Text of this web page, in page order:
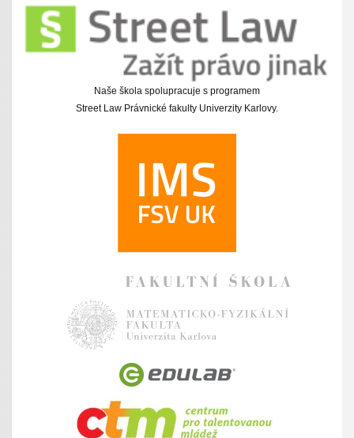
Naše škola spolupracuje s programem
Street Law Právnické fakulty Univerzity Karlovy.